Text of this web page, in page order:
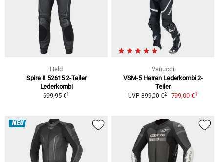
Held
Spire II 52615 2-Teiler
Lederkombi
699,95 €1
Vanucci
VSM-5 Herren Lederkombi 2-
Teiler
UVP 899,00 €2 799,00 €1
NEU